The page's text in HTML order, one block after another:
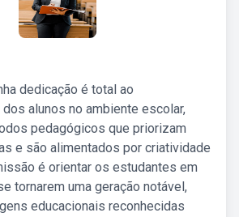
dedicação é total ao
alunos no ambiente escolar,
pedagógicos que priorizam
e são alimentados por criatividade
é orientar os estudantes em
tornarem uma geração notável,
educacionais reconhecidas